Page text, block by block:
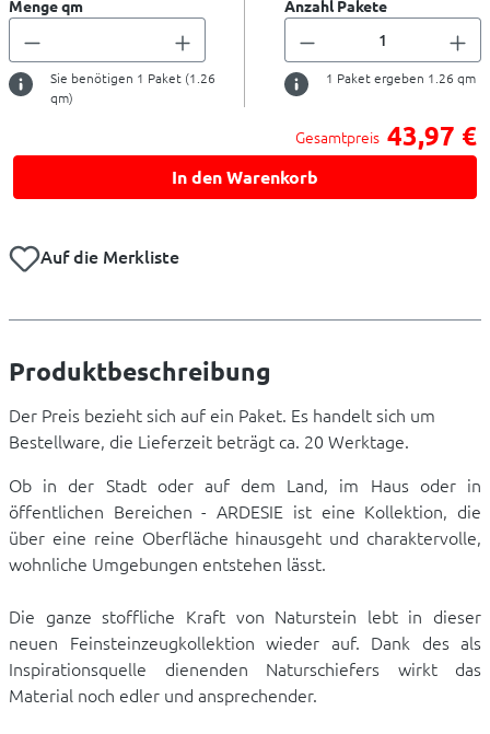
Menge qm
Sie benötigen 1 Paket (1.26
qm)
Anzahl Pakete
1 Paket ergeben 1.26 qm
Gesamtpreis 43,97 €
In den Warenkorb
Auf die Merkliste
Produktbeschreibung
Der Preis bezieht sich auf ein Paket. Es handelt sich um
Bestellware, die Lieferzeit beträgt ca. 20 Werktage.
Ob in der Stadt oder auf dem Land, im Haus oder in
öffentlichen Bereichen - ARDESIE ist eine Kollektion, die
über eine reine Oberfläche hinausgeht und charaktervolle,
wohnliche Umgebungen entstehen lässt.
Die ganze stoffliche Kraft von Naturstein lebt in dieser
neuen Feinsteinzeugkollektion wieder auf. Dank des als
Inspirationsquelle dienenden Naturschiefers wirkt das
Material noch edler und ansprechender.